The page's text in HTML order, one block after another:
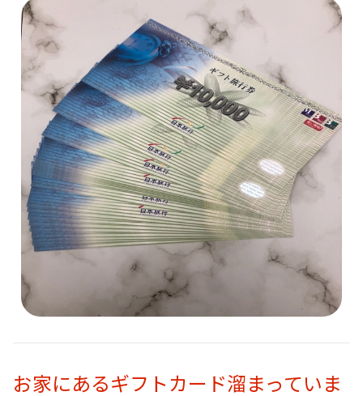
お家にあるギフトカード溜まっていま